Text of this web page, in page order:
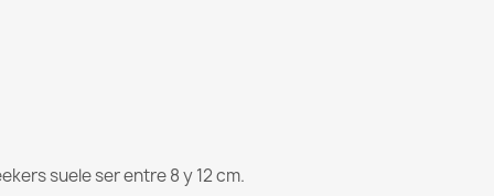
suele ser entre 8 y 12 cm.